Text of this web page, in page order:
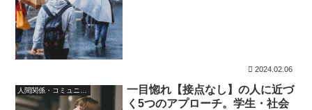
2024.02.06
一目惚れ【接点なし】の人に近づ
く5つのアプローチ。学生・社会